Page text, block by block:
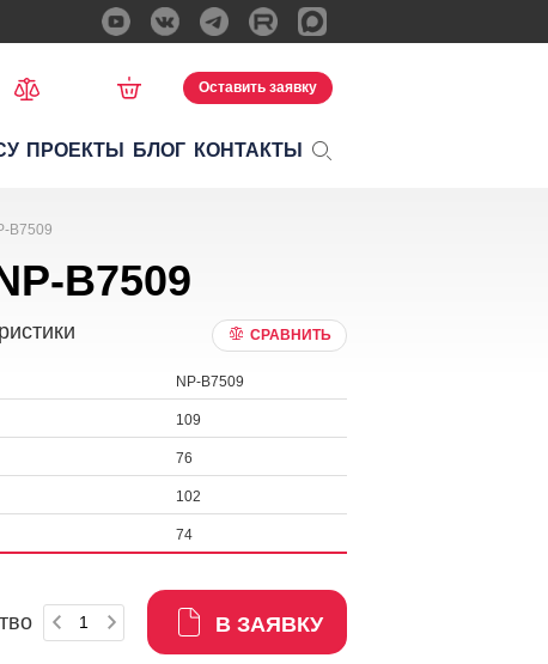
Оставить заявку
ПРОЕКТЫ БЛОГ КОНТАКТЫ
B7509
B7509
СРАВНИТЬ
NP-B7509
109
76
102
74
В ЗАЯВКУ